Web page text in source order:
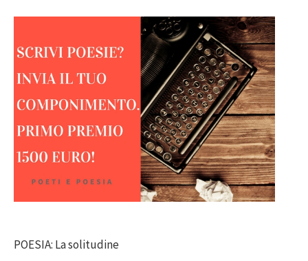
POESIA: La solitudine